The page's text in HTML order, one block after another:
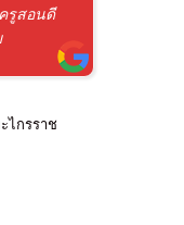
รูสอนดี
ไกรราช